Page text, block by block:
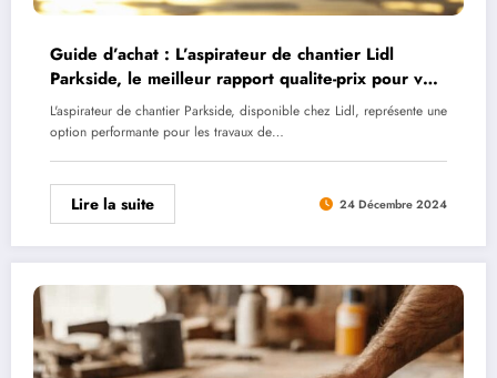
Guide d’achat : L’aspirateur de chantier Lidl
Parkside, le meilleur rapport qualite-prix pour vos
travaux
L'aspirateur de chantier Parkside, disponible chez Lidl, représente une
option performante pour les travaux de…
Lire la suite 24 Décembre 2024